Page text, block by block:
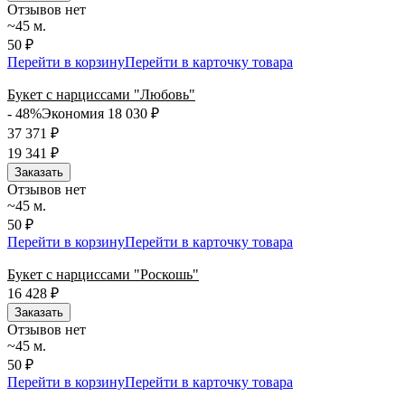
Отзывов нет
~45 м.
50 ₽
Перейти в корзинуПерейти в карточку товара
Букет с нарциссами "Любовь"
- 48%Экономия 18 030 ₽
37 371 ₽
19 341 ₽
Заказать
Отзывов нет
~45 м.
50 ₽
Перейти в корзинуПерейти в карточку товара
Букет с нарциссами "Роскошь"
16 428 ₽
Заказать
Отзывов нет
~45 м.
50 ₽
Перейти в корзинуПерейти в карточку товара